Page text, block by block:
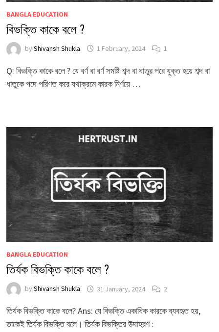
BANGLA EDUCATION
বিভক্তি কাকে বলে ?
by Shivansh Shukla 1 February, 2024 1
Q: বিভক্তি কাকে বলে ? যে বর্ণ বা বর্ণ সমষ্টি শব্দ বা ধাতুর পরে যুক্ত হয়ে শব্দ বা
ধাতুকে পদে পরিণত করে যথাক্রমে কারক নির্ণয়ে …
BANGLA EDUCATION
তির্যক বিভক্তি কাকে বলে ?
by Shivansh Shukla 31 January, 2024 2
তির্যক বিভক্তি কাকে বলে? Ans: যে বিভক্তি একাধিক কারকে ব্যবহৃত হয়,
তাকেই তির্যক বিভক্তি বলে। তির্যক বিভক্তির উদাহরণ :